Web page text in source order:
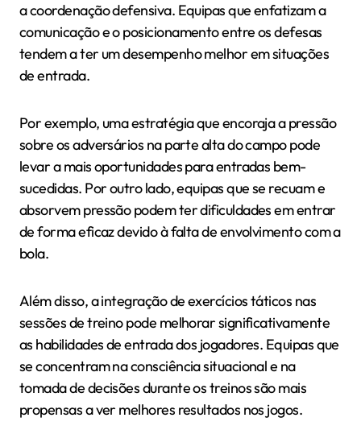
a coordenação defensiva. Equipas que enfatizam a
comunicação e o posicionamento entre os defesas
tendem a ter um desempenho melhor em situações
de entrada.
Por exemplo, uma estratégia que encoraja a pressão
sobre os adversários na parte alta do campo pode
levar a mais oportunidades para entradas bem-
sucedidas. Por outro lado, equipas que se recuam e
absorvem pressão podem ter dificuldades em entrar
de forma eficaz devido à falta de envolvimento com a
bola.
Além disso, a integração de exercícios táticos nas
sessões de treino pode melhorar significativamente
as habilidades de entrada dos jogadores. Equipas que
se concentram na consciência situacional e na
tomada de decisões durante os treinos são mais
propensas a ver melhores resultados nos jogos.